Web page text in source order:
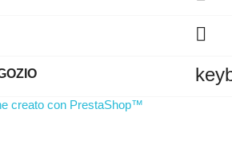

creato con PrestaShop™